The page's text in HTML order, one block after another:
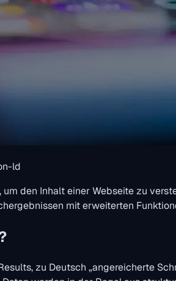
ld
den Inhalt einer Webseite zu
mit erweiterten
zu Deutsch „angereicherte